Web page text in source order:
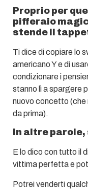
Proprio per
pifferaio
stende il
Ti dice di copiare lo
americano Y e di
condizionare i
stanno lì a spargere
nuovo concetto (che
da prima).
In altre
E lo dico con tutto il
vittima perfetta e
Potrei venderti